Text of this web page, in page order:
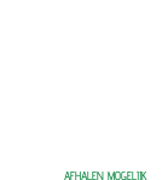
AFHALEN MOGELIJK